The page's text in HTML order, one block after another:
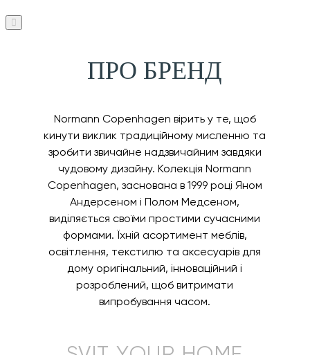
ПРО БРЕНД
Normann Copenhagen вірить у те, щоб
кинути виклик традиційному мисленню та
зробити звичайне надзвичайним завдяки
чудовому дизайну. Колекція Normann
Copenhagen, заснована в 1999 році Яном
Андерсеном і Полом Медсеном,
виділяється своїми простими сучасними
формами. Їхній асортимент меблів,
освітлення, текстилю та аксесуарів для
дому оригінальний, інноваційний і
розроблений, щоб витримати
випробування часом.